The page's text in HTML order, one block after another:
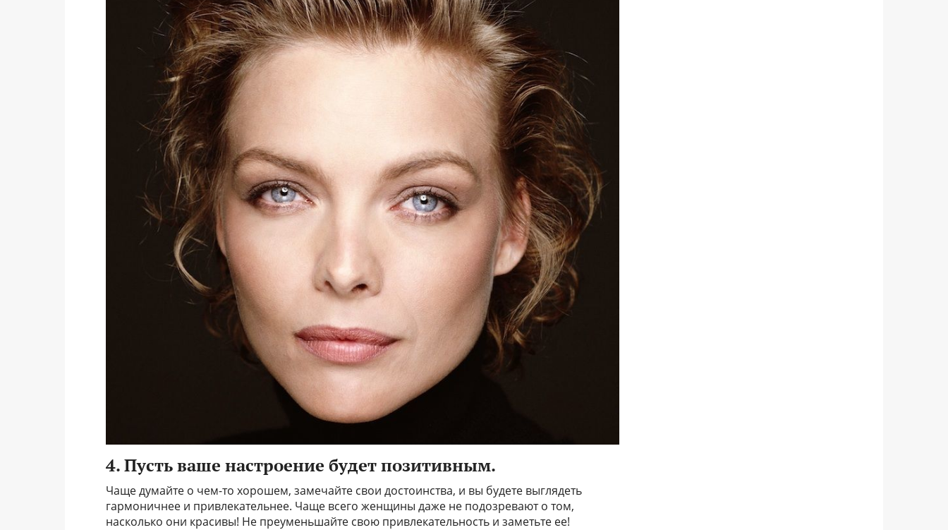
4. Пусть ваше настроение будет позитивным.
Чаще думайте о чем-то хорошем, замечайте свои достоинства, и вы будете выглядеть
гармоничнее и привлекательнее. Чаще всего женщины даже не подозревают о том,
насколько они красивы! Не преуменьшайте свою привлекательность и заметьте ее!